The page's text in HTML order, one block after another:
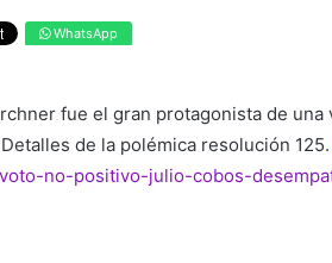
WhatsApp
fue el gran protagonista de una
de la polémica resolución 125.
no-positivo-julio-cobos-